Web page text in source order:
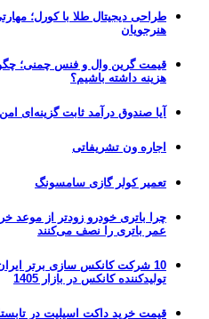
طراحی دیجیتال طلا با کورل؛
هنرجویان
قیمت گرین وال و فنس چمنی؛
هزینه داشته باشیم؟
آیا صندوق درآمد ثابت
اجاره ون تشریفاتی
تعمیر کولر گازی سامسونگ
عمر باتری را نصف می‌کنند
10 شرکت کانکس سازی برتر
تولیدکننده کانکس در بازار 1405
قیمت خرید داکت اسپلیت در تابستان